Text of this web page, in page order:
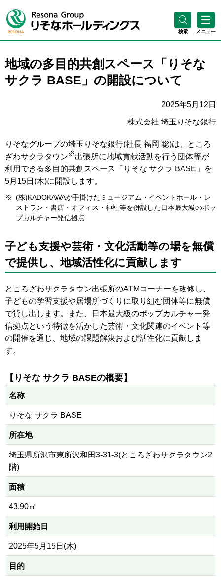
検索 メニュー
地域の多目的共創スペース「りそな
サクラ BASE」の開設について
2025年5月12日
株式会社 埼玉りそな銀行
りそなグループの埼玉りそな銀行(社長 福岡 聡)は、ところ
ざわサクラタウン ※ 出張所に地域貢献活動を行う団体等が
利用できる多目的共創スペース「りそな サクラ BASE」を
5月15日(木)に開設します。
※
(株)KADOKAWAが手掛けたミュージアム・イベントホール・レ
ストラン・書店・オフィス・神社等を併設した日本最大級のポッ
プカルチャー発信拠点
子ども支援や芸術・文化活動等の場を無償
で提供し、地域活性化に貢献します
ところざわサクラタウン出張所のATMコーナーを改修し、
子どもの学習支援や居場所づくりに取り組む団体等に無償
で貸し出します。また、日本最大級のポップカルチャー発
信拠点という特徴を活かした芸術・文化関連のイベント等
の開催を通じ、地域の課題解決および活性化に貢献しま
す。
【りそな サクラ BASEの概要】
名称
りそな サクラ BASE
所在地
埼玉県所沢市東所沢和田3-31-3(ところざわサクラタウン2
階)
面積
43.90㎡
利用開始日
2025年5月15日(木)
目的